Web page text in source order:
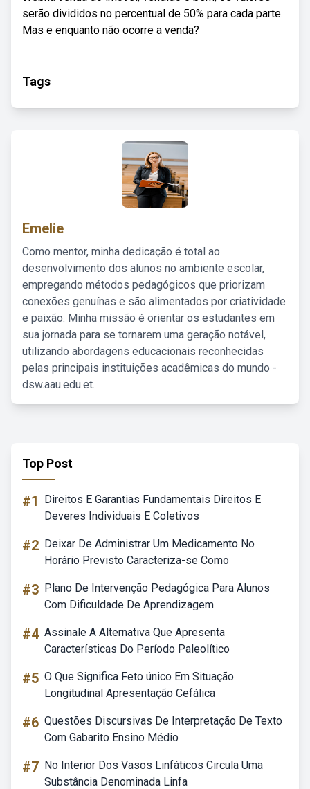
serão divididos no percentual de 50% para cada parte.
Mas e enquanto não ocorre a venda?
Tags
Emelie
Como mentor, minha dedicação é total ao
desenvolvimento dos alunos no ambiente escolar,
empregando métodos pedagógicos que priorizam
conexões genuínas e são alimentados por criatividade
e paixão. Minha missão é orientar os estudantes em
sua jornada para se tornarem uma geração notável,
utilizando abordagens educacionais reconhecidas
pelas principais instituições acadêmicas do mundo -
dsw.aau.edu.et.
Top Post
#1
Direitos E Garantias Fundamentais Direitos E
Deveres Individuais E Coletivos
#2 Deixar De Administrar Um Medicamento No
Horário Previsto Caracteriza-se Como
#3 Plano De Intervenção Pedagógica Para Alunos
Com Dificuldade De Aprendizagem
#4 Assinale A Alternativa Que Apresenta
Características Do Período Paleolítico
#5 O Que Significa Feto único Em Situação
Longitudinal Apresentação Cefálica
#6 Questões Discursivas De Interpretação De Texto
Com Gabarito Ensino Médio
#7 No Interior Dos Vasos Linfáticos Circula Uma
Substância Denominada Linfa